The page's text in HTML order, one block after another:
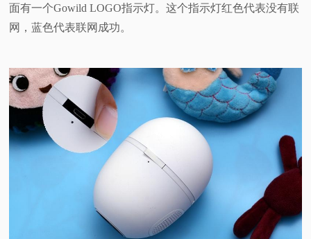
面有一个Gowild LOGO指示灯。这个指示灯红色代表没有联
网，蓝色代表联网成功。